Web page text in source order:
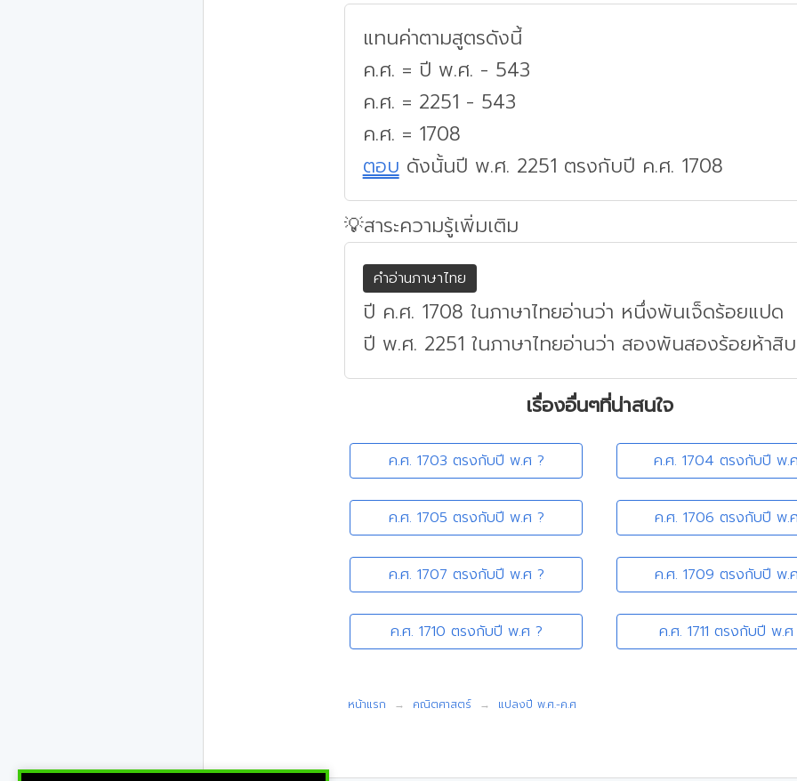
แทนค่าตามสูตรดังนี้
ค.ศ. = ปี พ.ศ. - 543
ค.ศ. = 2251 - 543
ค.ศ. = 1708
ตอบ ดังนั้นปี พ.ศ. 2251 ตรงกับปี ค.ศ. 1708
💡สาระความรู้เพิ่มเติม
คำอ่านภาษาไทย
ปี ค.ศ. 1708 ในภาษาไทยอ่านว่า หนึ่งพันเจ็ดร้อยแปด
ปี พ.ศ. 2251 ในภาษาไทยอ่านว่า สองพันสองร้อยห้าสิ
เรื่องอื่นๆที่น่าสนใจ
ค.ศ. 1703 ตรงกับปี พ.ศ ? ค.ศ. 1704 ตรงกับปี พ.
ค.ศ. 1705 ตรงกับปี พ.ศ ? ค.ศ. 1706 ตรงกับปี พ.
ค.ศ. 1707 ตรงกับปี พ.ศ ? ค.ศ. 1709 ตรงกับปี พ.
ค.ศ. 1710 ตรงกับปี พ.ศ ? ค.ศ. 1711 ตรงกับปี พ.
หน้าแรก คณิตศาสตร์ แปลงปี พ.ศ.-ค.ศ